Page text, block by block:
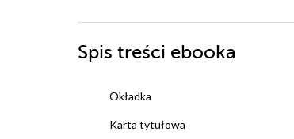
Spis treści ebooka
Okładka
Karta tytułowa